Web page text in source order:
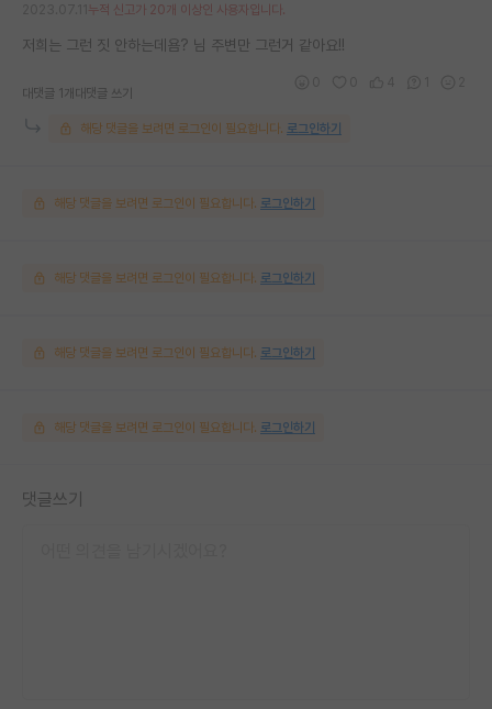
누적 신고가 20개 이상인 사용자입니다.
저희는 그런 짓 안하는데욤? 님 주변만 그런거 같아요!!
대댓글 1개 대댓글 쓰기
해당 댓글을 보려면 로그인이 필요합니다. 로그인하기
해당 댓글을 보려면 로그인이 필요합니다. 로그인하기
해당 댓글을 보려면 로그인이 필요합니다. 로그인하기
해당 댓글을 보려면 로그인이 필요합니다. 로그인하기
해당 댓글을 보려면 로그인이 필요합니다. 로그인하기
댓글쓰기